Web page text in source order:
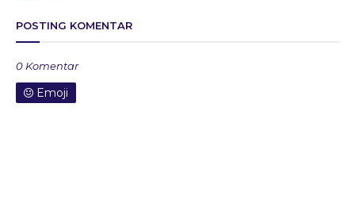
POSTING KOMENTAR
0 Komentar
Emoji